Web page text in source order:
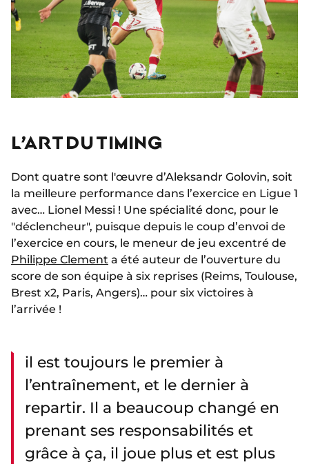
L’ART DU TIMING
Dont quatre sont l'œuvre d’Aleksandr Golovin, soit
la meilleure performance dans l’exercice en Ligue 1
avec… Lionel Messi ! Une spécialité donc, pour le
"déclencheur", puisque depuis le coup d’envoi de
l’exercice en cours, le meneur de jeu excentré de
Philippe Clement a été auteur de l’ouverture du
score de son équipe à six reprises (Reims, Toulouse,
Brest x2, Paris, Angers)… pour six victoires à
l’arrivée !
il est toujours le premier à
l’entraînement, et le dernier à
repartir. Il a beaucoup changé en
prenant ses responsabilités et
grâce à ça, il joue plus et est plus